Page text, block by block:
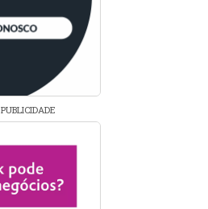
PUBLICIDADE